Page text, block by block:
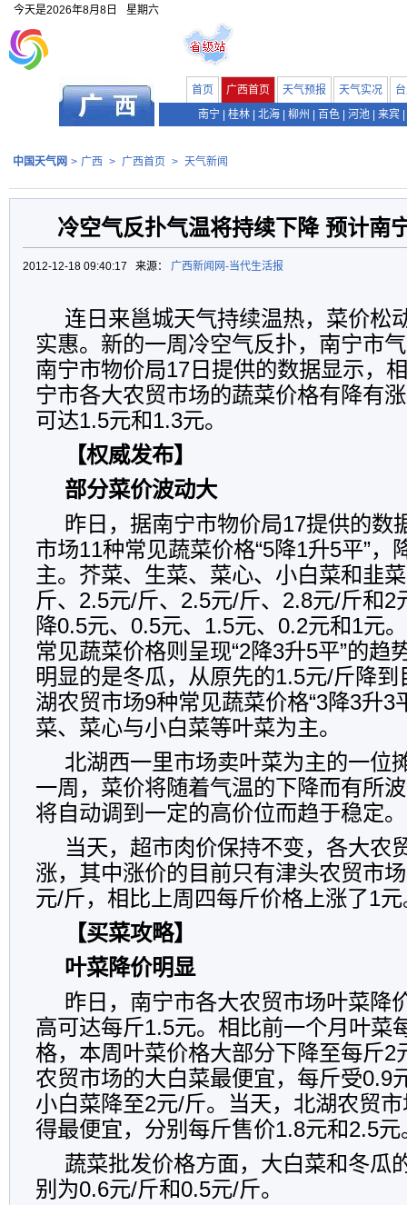
今天是2026年8月8日 星期六
首页 广西首页 天气预报 天气实况
南宁
桂林 北海 柳州 百色 河池 来宾
中国天气网 > 广西 > 广西首页 > 天气新闻
冷空气反扑气温将持续下降 预计南
2012-12-18 09:40:17 来源： 广西新闻网-当代生活报
连日来邕城天气持续温热，菜价松
实惠。新的一周冷空气反扑，南宁市
南宁市物价局17日提供的数据显示，
宁市各大农贸市场的蔬菜价格有降有
可达1.5元和1.3元。
【权威发布】
部分菜价波动大
昨日，据南宁市物价局17提供的数
市场11种常见蔬菜价格“5降1升5平”，
主。芥菜、生菜、菜心、小白菜和韭
斤、2.5元/斤、2.5元/斤、2.8元/斤和2
降0.5元、0.5元、1.5元、0.2元和1元
常见蔬菜价格则呈现“2降3升5平”的趋
明显的是冬瓜，从原先的1.5元/斤降
湖农贸市场9种常见蔬菜价格“3降3升3
菜、菜心与小白菜等叶菜为主。
北湖西一里市场卖叶菜为主的一位
一周，菜价将随着气温的下降而有所
将自动调到一定的高价位而趋于稳定。
当天，超市肉价保持不变，各大农
涨，其中涨价的目前只有津头农贸市
元/斤，相比上周四每斤价格上涨了1
【买菜攻略】
叶菜降价明显
昨日，南宁市各大农贸市场叶菜降
高可达每斤1.5元。相比前一个月叶菜
格，本周叶菜价格大部分下降至每斤2
农贸市场的大白菜最便宜，每斤受0.9
小白菜降至2元/斤。当天，北湖农贸
得最便宜，分别每斤售价1.8元和2.5元
蔬菜批发价格方面，大白菜和冬瓜
别为0.6元/斤和0.5元/斤。